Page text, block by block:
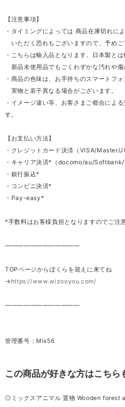
【注意事項】
・タイミングによっては 商品在庫切れに
いただく恐れもございますので、予めご
・こちらは輸入品となります。日本製とは
新品未使用品でもごくわずかな汚れや傷
・商品の色味は、お手持ちのスマートフ
実物と若干異なる場合がございます。
・イメージ違い等、お客さまご都合によ
す。
【お支払い方法】
・クレジットカード決済（VISA/Master/
・キャリア決済*（docomo/au/Softbank/
・銀行振込*
・コンビニ決済*
・Pay-easy*
*手数料はお客様負担となりますのでご注
————————————
TOPページからぼくらを迎えに来てね
→ https://www.wizooyou.com/
————————————
管理番号：Mix56
この商品が好きな方はこちら
◎ミックスアニマル 置物 Wooden forest